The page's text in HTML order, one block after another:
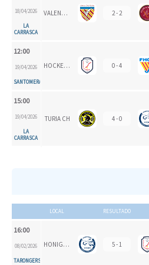
18/04/2026
LA
CARRASCA
VALENCIA CH 2 - 2
12:00
19/04/2026
SANTOMERA
HOCKEYMUR 0 - 4
15:00
19/04/2026
LA
CARRASCA
TURIA CH 4 - 0
LOCAL RESULTADO
16:00
08/02/2026
TARONGERS
HONIGVÖGEL 5 - 1